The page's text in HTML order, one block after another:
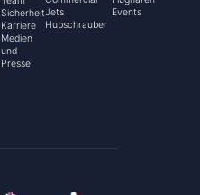
Sicherheit
Karriere
Medien
und
Presse
Jets
Hubschrauber
Events